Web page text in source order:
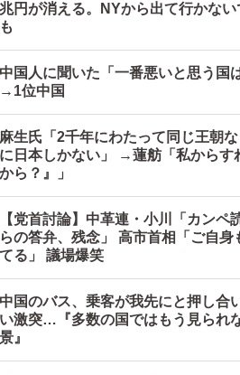
れた銅線の半分はすでに売却 富山
兆円が消える。NYから出て行かない
も
中国人に聞いた「一番悪いと思う国
→1位中国
麻生氏「2千年にわたって同じ王朝
に日本しかない」 →蓮舫「私からす
から？』」
【党首討論】中革連・小川「カンペ
らの答弁、残念」 高市首相「ご自身
てる」 議場爆笑
中国のバス、乗客が我先にと押し合
い激突…『多数の国ではもう見られ
景』